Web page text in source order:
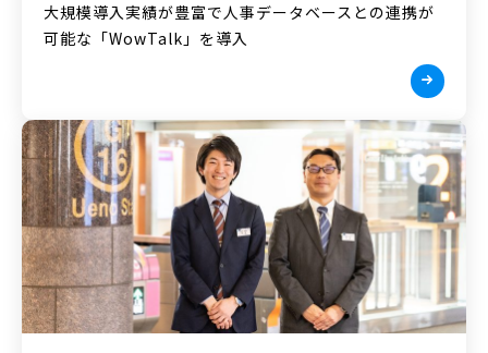
大規模導入実績が豊富で人事データベースとの連携が
可能な「WowTalk」を導入